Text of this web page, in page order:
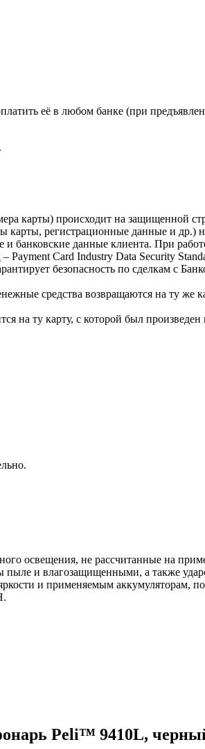
её в любом банке (при
карты) происходит на защищенной
регистрационные данные и др.)
и банковские данные клиента. При
– Payment Card Industry Data Security
безопасность по сделкам с
средства возвращаются на ту же
на ту карту, с которой был произведен
освещения, не рассчитанные на
и влагозащищенными, а также
и применяемым аккумуляторам,
Peli™ 9410L,